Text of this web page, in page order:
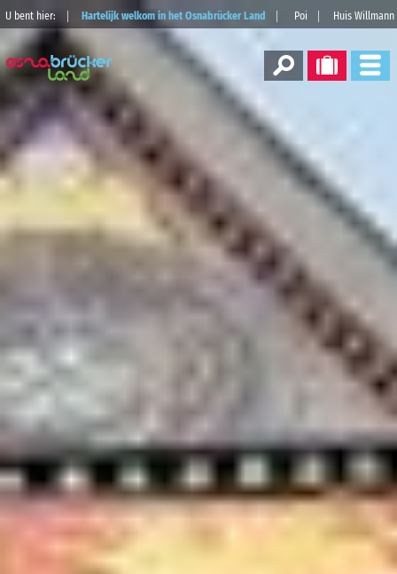
U bent hier: Hartelijk welkom in het Osnabrücker Land Poi Huis Willmann